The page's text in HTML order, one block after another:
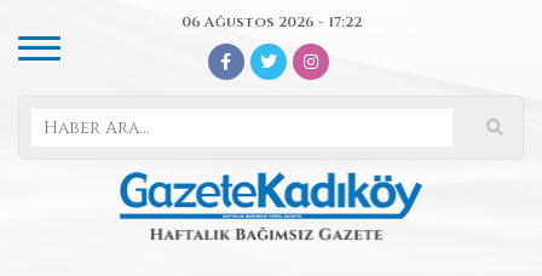
06 Ağustos 2026 - 17:22